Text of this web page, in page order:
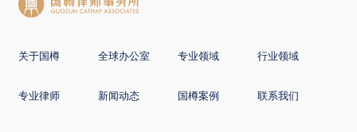
关于国樽 全球办公室 专业领域 行业领域
专业律师 新闻动态 国樽案例 联系我们